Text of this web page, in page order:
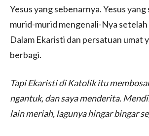
Yesus yang sebenarnya. Yesus
murid-murid mengenali-Nya
Dalam Ekaristi dan persatuan umat
berbagi.
Tapi Ekaristi di Katolik itu
ngantuk, dan saya menderita.
lain meriah, lagunya hingar bingar